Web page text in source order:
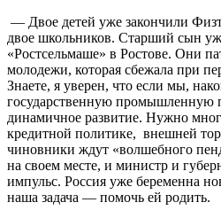
— Двое детей уже закончили
двое школьников. Старший сын
«Ростсельмаше» в Ростове. Они
молодежи, которая сбежала при
Знаете, я уверен, что если мы,
государственную промышленную
динамичное развитие. Нужно
кредитной политике, внешней
чиновники ждут «волшебного
на своем месте, и министр и
импульс. Россия уже беременна
наша задача — помочь ей родить.